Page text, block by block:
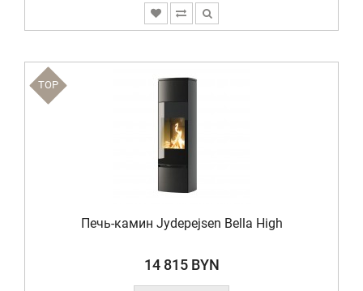
TOP
Печь-камин Jydepejsen Bella High
14 815 BYN